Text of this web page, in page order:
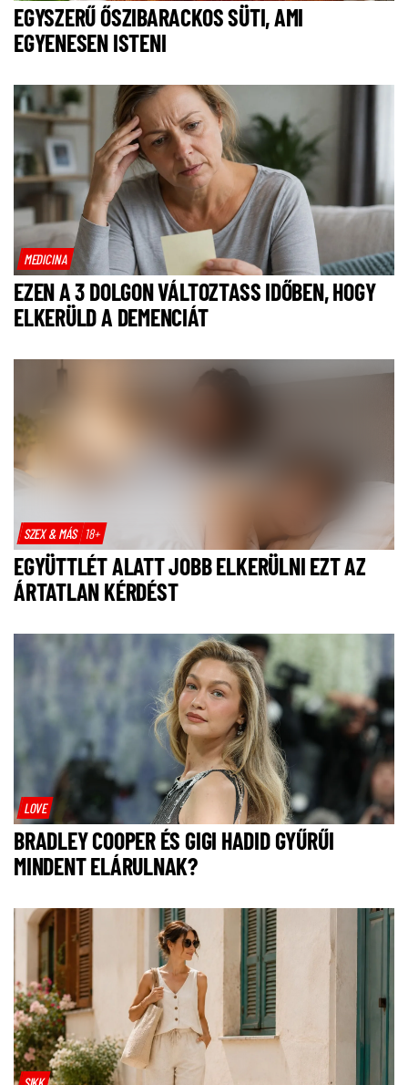
EGYSZERŰ ŐSZIBARACKOS SÜTI, AMI
EGYENESEN ISTENI
MEDICINA
EZEN A 3 DOLGON VÁLTOZTASS IDŐBEN, HOGY
ELKERÜLD A DEMENCIÁT
SZEX & MÁS 18+
EGYÜTTLÉT ALATT JOBB ELKERÜLNI EZT AZ
ÁRTATLAN KÉRDÉST
LOVE
BRADLEY COOPER ÉS GIGI HADID GYŰRŰI
MINDENT ELÁRULNAK?